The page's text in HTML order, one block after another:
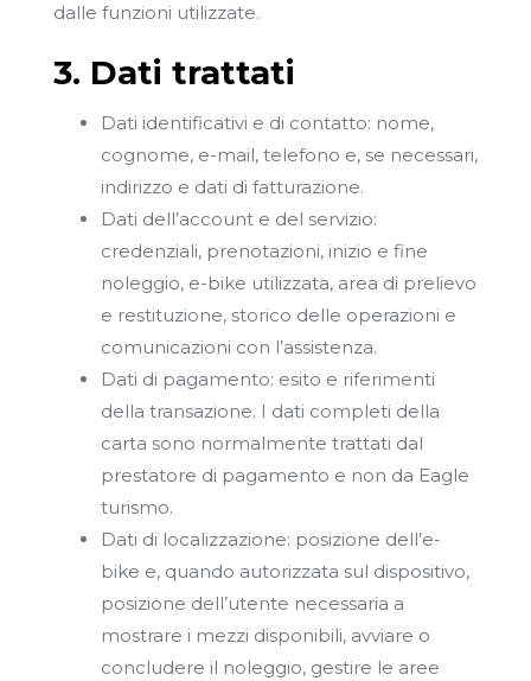
dalle funzioni utilizzate.
3. Dati trattati
Dati identificativi e di contatto: nome,
cognome, e-mail, telefono e, se necessari,
indirizzo e dati di fatturazione.
Dati dell’account e del servizio:
credenziali, prenotazioni, inizio e fine
noleggio, e-bike utilizzata, area di prelievo
e restituzione, storico delle operazioni e
comunicazioni con l’assistenza.
Dati di pagamento: esito e riferimenti
della transazione. I dati completi della
carta sono normalmente trattati dal
prestatore di pagamento e non da Eagle
turismo.
Dati di localizzazione: posizione dell’e-
bike e, quando autorizzata sul dispositivo,
posizione dell’utente necessaria a
mostrare i mezzi disponibili, avviare o
concludere il noleggio, gestire le aree